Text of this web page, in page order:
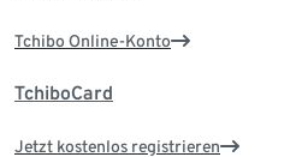
Tchibo Online-Konto
TchiboCard
Jetzt kostenlos registrieren